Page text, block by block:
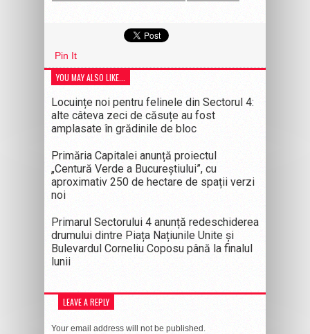
Pin It
YOU MAY ALSO LIKE...
Locuințe noi pentru felinele din Sectorul 4:
alte câteva zeci de căsuțe au fost
amplasate în grădinile de bloc
Primăria Capitalei anunță proiectul
„Centură Verde a Bucureștiului”, cu
aproximativ 250 de hectare de spații verzi
noi
Primarul Sectorului 4 anunță redeschiderea
drumului dintre Piața Națiunile Unite și
Bulevardul Corneliu Coposu până la finalul
lunii
LEAVE A REPLY
Your email address will not be published.